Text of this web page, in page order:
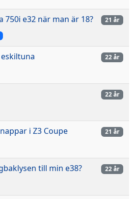
e32 när man är 18? 21 år
22 år
22 år
i Z3 Coupe 21 år
till min e38? 22 år